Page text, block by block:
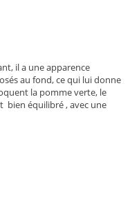
il a une apparence
au fond, ce qui lui donne
la pomme verte, le
bien équilibré , avec une